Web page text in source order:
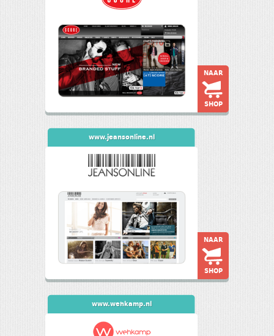
NAAR
SHOP
www.jeansonline.nl
NAAR
SHOP
www.wehkamp.nl